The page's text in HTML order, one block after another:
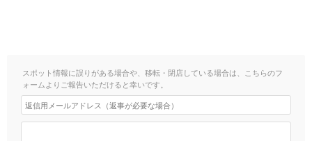
スポット情報に誤りがある場合や、移転・閉店している場合は、こちらのフ
ォームよりご報告いただけると幸いです。